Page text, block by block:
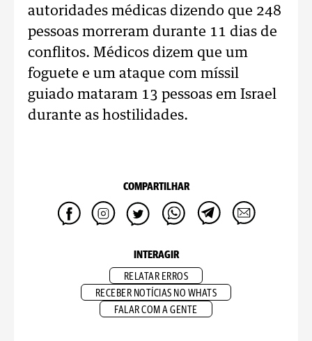
autoridades médicas dizendo que 248
pessoas morreram durante 11 dias de
conflitos. Médicos dizem que um
foguete e um ataque com míssil
guiado mataram 13 pessoas em Israel
durante as hostilidades.
COMPARTILHAR
INTERAGIR
RELATAR ERROS
RECEBER NOTÍCIAS NO WHATS
FALAR COM A GENTE